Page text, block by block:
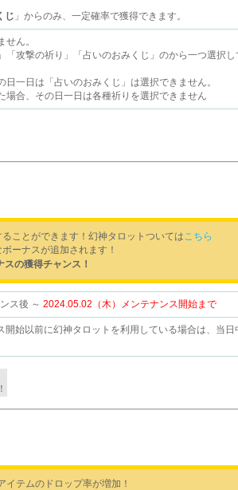
じ 」からのみ、一定確率で獲得できます。
ん。
「攻撃の祈り」「占いのおみくじ」のから一つ選択
一日は「占いのおみくじ」は選択できません。
場合、その日一日は各種祈りを選択できません
ことができます！幻神タロットついてはこちら
ーナスが追加されます！
の獲得チャンス！
ス後 ～ 2024.05.02（木）メンテナンス開始まで
開始以前に幻神タロットを利用している場合は、当日
テムのドロップ率が増加！